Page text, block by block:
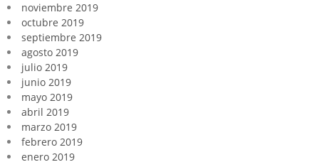
noviembre 2019
octubre 2019
septiembre 2019
agosto 2019
julio 2019
junio 2019
mayo 2019
abril 2019
marzo 2019
febrero 2019
enero 2019